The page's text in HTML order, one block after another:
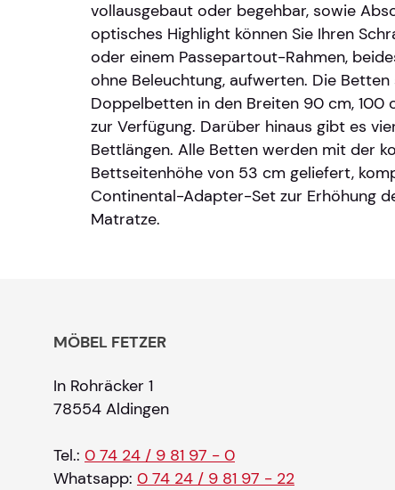
vollausgebaut oder begehbar, sowie
optisches Highlight können Sie Ihren
oder einem Passepartout-Rahmen,
ohne Beleuchtung, aufwerten. Die
Doppelbetten in den Breiten 90 cm, 100
zur Verfügung. Darüber hinaus gibt es
Bettlängen. Alle Betten werden mit der
Bettseitenhöhe von 53 cm geliefert,
Continental-Adapter-Set zur Erhöhung
Matratze.
MÖBEL FETZER
In Rohräcker 1
78554 Aldingen
Tel.: 0 74 24 / 9 81 97 - 0
Whatsapp: 0 74 24 / 9 81 97 - 22